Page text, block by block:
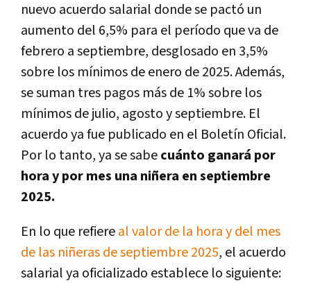
nuevo acuerdo salarial donde se pactó un
aumento del 6,5% para el período que va de
febrero a septiembre, desglosado en 3,5%
sobre los mínimos de enero de 2025. Además,
se suman tres pagos más de 1% sobre los
mínimos de julio, agosto y septiembre. El
acuerdo ya fue publicado en el Boletín Oficial.
Por lo tanto, ya se sabecuánto ganará por
hora y por mes una niñera en septiembre
2025.
En lo que refiereal valor de la hora y del mes
de las niñeras de septiembre 2025, el acuerdo
salarial ya oficializado establece lo siguiente: